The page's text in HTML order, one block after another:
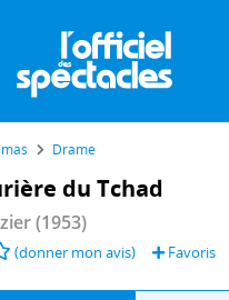
Drame
du Tchad
(1953)
(donner mon avis) Favoris